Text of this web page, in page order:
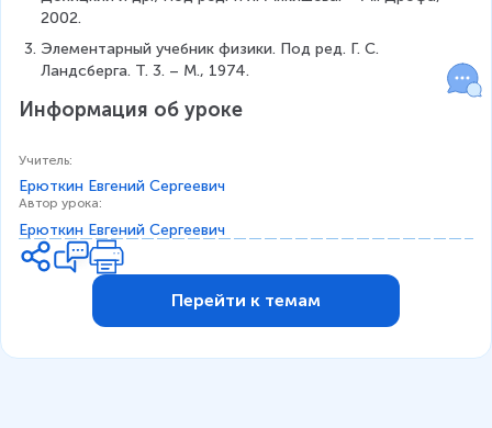
2002.
Элементарный учебник физики. Под ред. Г. С.
Ландсберга. Т. 3. – М., 1974.
Информация об уроке
Учитель:
Ерюткин Евгений Сергеевич
Автор урока:
Ерюткин Евгений Сергеевич
Перейти к темам